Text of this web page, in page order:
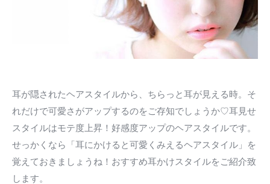
耳が隠されたヘアスタイルから、ちらっと耳が見える時。そ
れだけで可愛さがアップするのをご存知でしょうか♡耳見せ
スタイルはモテ度上昇！好感度アップのヘアスタイルです。
せっかくなら「耳にかけると可愛くみえるヘアスタイル」を
覚えておきましょうね！おすすめ耳かけスタイルをご紹介致
します。